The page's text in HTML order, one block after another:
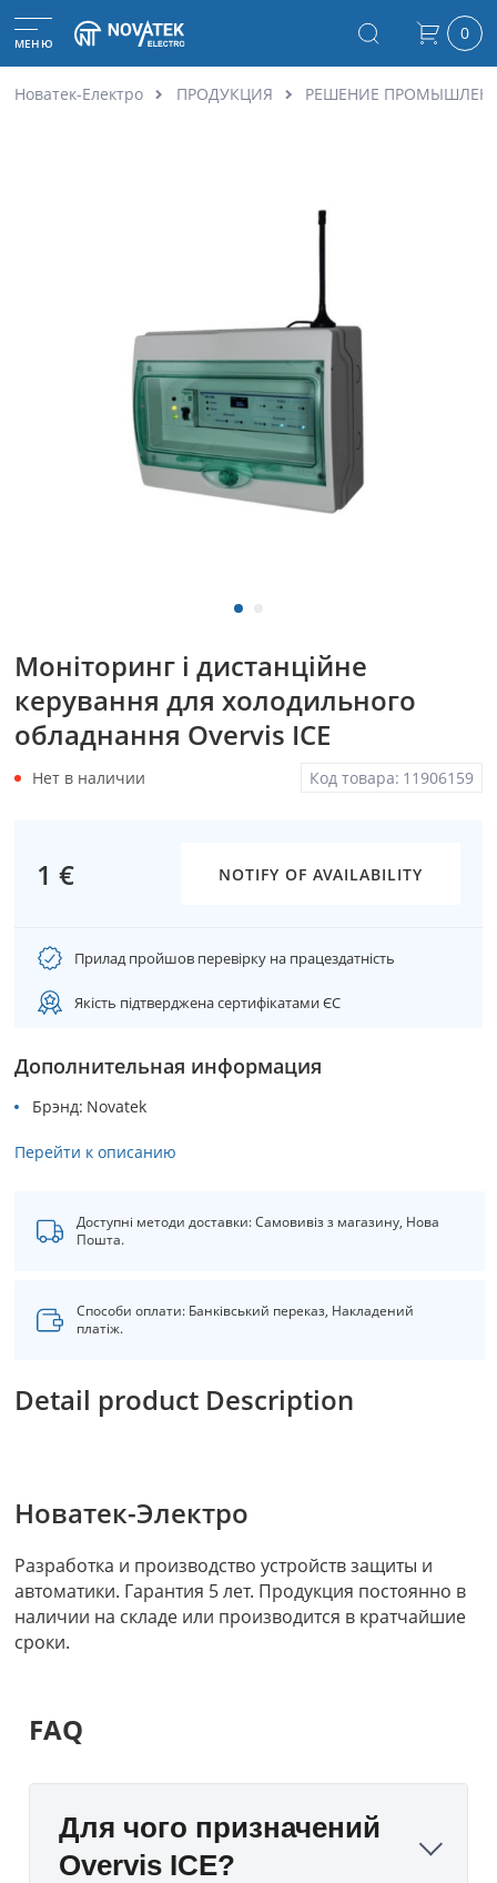
МЕНЮ 0
Новатек-Електро ПРОДУКЦИЯ РЕШЕНИЕ
Моніторинг і дистанційне
керування для холодильного
обладнання Overvis IСE
Код товара: 11906159
Нет в наличии
1 € NOTIFY OF AVAILABILITY
Прилад пройшов перевірку на працездатність
Якість підтверджена сертифікатами ЄС
Дополнительная информация
Брэнд Novatek
Перейти к описанию
Доступні методи доставки: Самовивіз з магазину, Нова
Пошта.
Способи оплати: Банківський переказ, Накладений
платіж.
Detail product Description
Новатек-Электро
Разработка и производство устройств защиты и
автоматики. Гарантия 5 лет. Продукция постоянно в
наличии на складе или производится в кратчайшие
сроки.
FAQ
Для чого призначений
Overvis ICE?